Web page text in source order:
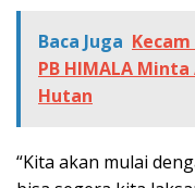
Baca Juga
PB HIMALA
Hutan
“Kita akan mulai